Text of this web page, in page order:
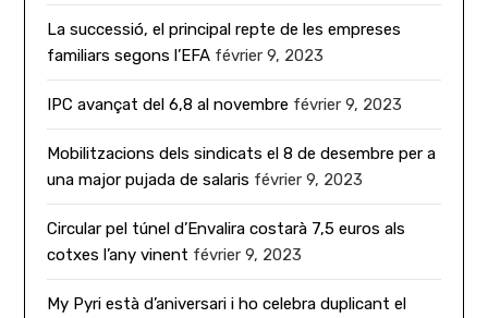
La successió, el principal repte de les empreses
familiars segons l’EFA février 9, 2023
IPC avançat del 6,8 al novembre février 9, 2023
Mobilitzacions dels sindicats el 8 de desembre per a
una major pujada de salaris février 9, 2023
Circular pel túnel d’Envalira costarà 7,5 euros als
cotxes l’any vinent février 9, 2023
My Pyri està d’aniversari i ho celebra duplicant el